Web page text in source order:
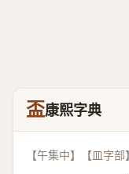
盃康熙字典
【午集中】【皿字